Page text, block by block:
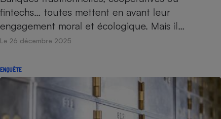
fintechs… toutes mettent en avant leur
engagement moral et écologique. Mais il…
Le 26 décembre 2025
ENQUÊTE